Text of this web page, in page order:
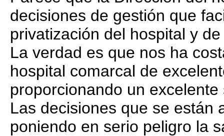
decisiones de gestión que
privatización del hospital y
La verdad es que nos ha
hospital comarcal de
proporcionando un
Las decisiones que se están
poniendo en serio peligro la